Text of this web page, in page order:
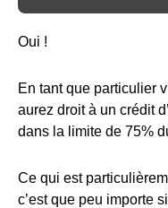
Oui !
En tant que particulier
aurez droit à un crédit
dans la limite de 75%
Ce qui est
c’est que peu importe